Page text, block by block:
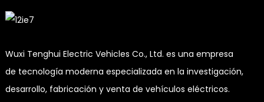
Wuxi Tenghui Electric Vehicles Co., Ltd. es una empresa
de tecnología moderna especializada en la investigación,
desarrollo, fabricación y venta de vehículos eléctricos.